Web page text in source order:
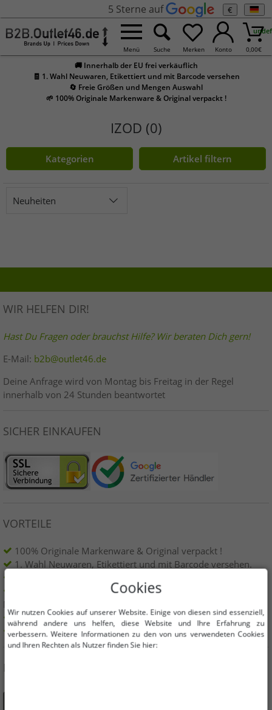
5 Sterne auf €
Menü Suche Merken Konto 0,00€
🚚 Innerhalb der EU frei verkäuflich
🧾 1. Wahl Neuwaren, Etikettiert und mit Barcode versehen
🔄 Freie Größen und Mengen Auswahl
🌱 100% Originale Markenware & Original verpackt !
IZOD (0)
Kategorien Artikel filtern
Neuheiten
WIR HELFEN DIR!
Hast Du Fragen oder brauchst Hilfe? Wir beraten Dich gern!
E-Mail: b2b@outlet46.de
Deine Anfrage wird von Montag bis Freitag in der Regel
innerhalb von 24 Stunden beantwortet
SICHER EINKAUFEN
VORTEILE
100% Originale Markenware & Original verpackt !
1. Wahl Neuwaren, Etikettiert und mit Barcode versehen.
Mindestbestellwert ist 199€ netto | Keine
Mindestbestellmenge
Angebote bis zu 90% günstiger
Freie Größen und Mengen Auswahl
DU FINDEST UNS AUCH AUF
Cookies
Wir nutzen Cookies auf unserer Website. Einige von diesen sind essenziell,
während andere uns helfen, diese Website und Ihre Erfahrung zu
verbessern. Weitere Informationen zu den von uns verwendeten Cookies
und Ihren Rechten als Nutzer finden Sie hier: